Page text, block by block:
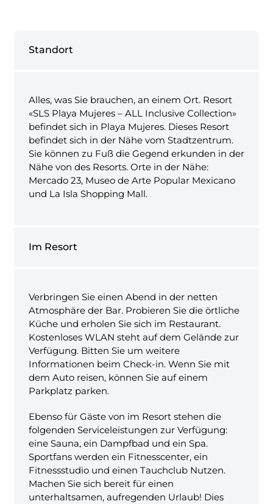
Standort
Alles, was Sie brauchen, an einem Ort. Resort
«SLS Playa Mujeres – ALL Inclusive Collection»
befindet sich in Playa Mujeres. Dieses Resort
befindet sich in der Nähe vom Stadtzentrum.
Sie können zu Fuß die Gegend erkunden in der
Nähe von des Resorts. Orte in der Nähe:
Mercado 23, Museo de Arte Popular Mexicano
und La Isla Shopping Mall.
Im Resort
Verbringen Sie einen Abend in der netten
Atmosphäre der Bar. Probieren Sie die örtliche
Küche und erholen Sie sich im Restaurant.
Kostenloses WLAN steht auf dem Gelände zur
Verfügung. Bitten Sie um weitere
Informationen beim Check-in. Wenn Sie mit
dem Auto reisen, können Sie auf einem
Parkplatz parken.
Ebenso für Gäste von im Resort stehen die
folgenden Serviceleistungen zur Verfügung:
eine Sauna, ein Dampfbad und ein Spa.
Sportfans werden ein Fitnesscenter, ein
Fitnessstudio und einen Tauchclub Nutzen.
Machen Sie sich bereit für einen
unterhaltsamen, aufregenden Urlaub! Dies